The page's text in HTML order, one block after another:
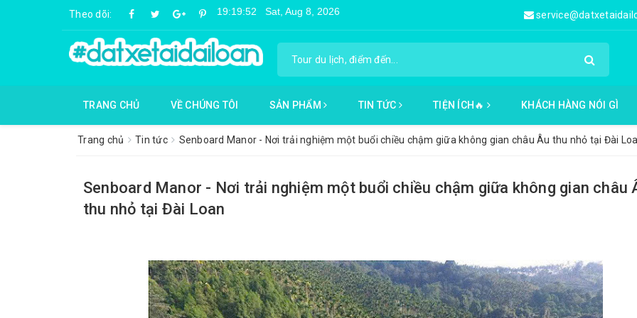
Theo dõi:
TRANG CHỦ VỀ CHÚNG TÔI SẢN PHẨM TIN TỨC TIỆN ÍCH🔥 KHÁCH HÀNG NÓI GÌ
Trang chủ Tin tức Senboard Manor - Nơi trải nghiệm một buổi chiều chậm giữa không gian châu Âu thu nhỏ tại Đài
Senboard Manor - Nơi trải nghiệm một buổi chiều chậm giữa không gian châu
thu nhỏ tại Đài Loan